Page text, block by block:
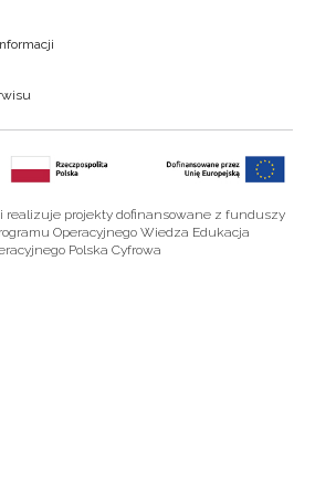
realizuje projekty dofinansowane z funduszy
Operacyjnego Wiedza Edukacja
Polska Cyfrowa